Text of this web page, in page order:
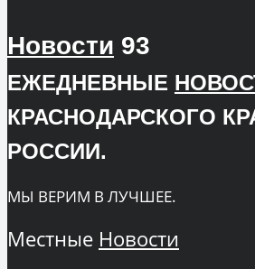
Новости 93
ЕЖЕДНЕВНЫЕ
КРАСНОДАРСКОГО
РОССИИ.
МЫ ВЕРИМ В ЛУЧШЕЕ.
Местные Новости